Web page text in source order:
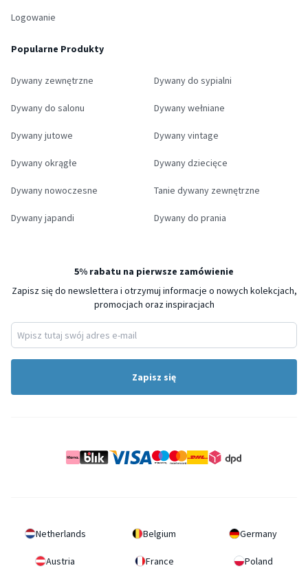
Logowanie
Popularne Produkty
Dywany zewnętrzne Dywany do sypialni
Dywany do salonu Dywany wełniane
Dywany jutowe Dywany vintage
Dywany okrągłe Dywany dziecięce
Dywany nowoczesne Tanie dywany zewnętrzne
Dywany japandi Dywany do prania
5% rabatu na pierwsze zamówienie
Zapisz się do newslettera i otrzymuj informacje o nowych kolekcjach,
promocjach oraz inspiracjach
Zapisz się
Netherlands Belgium Germany
Austria France Poland